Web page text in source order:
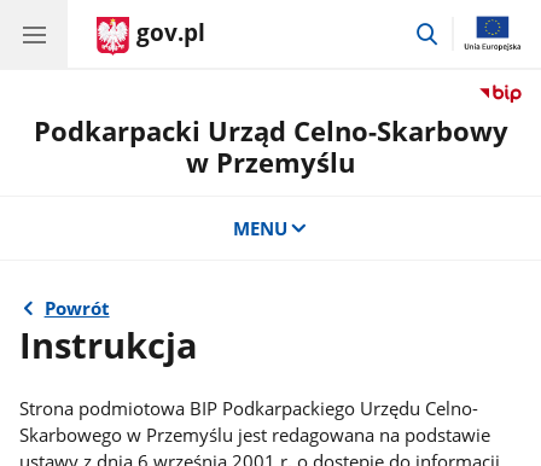
gov.pl
przejdź
Podkarpacki Urząd Celno-Skarbowy
w Przemyślu
MENU
Powrót
Instrukcja
Strona podmiotowa BIP Podkarpackiego Urzędu Celno-
Skarbowego w Przemyślu jest redagowana na podstawie
ustawy z dnia 6 września 2001 r. o dostępie do informacji